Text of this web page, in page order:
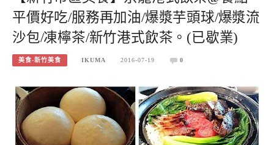
平價好吃/服務再加油/爆漿芋頭球/爆漿流
沙包/凍檸茶/新竹港式飲茶。(已歇業)
美食-新竹美食 IKUMA 2016-07-19 0